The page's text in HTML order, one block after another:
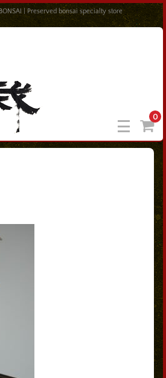
| Preserved bonsai specialty store
0